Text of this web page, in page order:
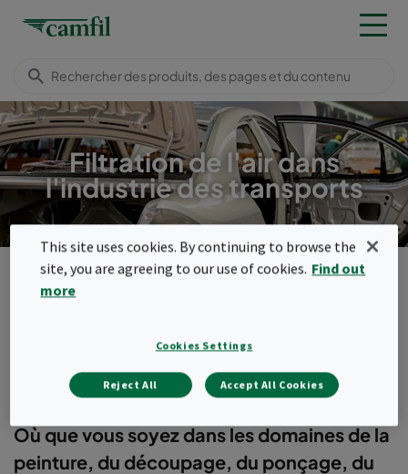
Filtration de l'air dans
l'industrie des transports
Secteurs
Industrie de la mobilité
Industrie de véhicules
automobiles
Où que vous soyez dans les domaines de la
peinture, du découpage, du ponçage, du
This site uses cookies. By continuing to browse the
site, you are agreeing to our use of cookies. Find out
more
Cookies Settings
Reject All Accept All Cookies